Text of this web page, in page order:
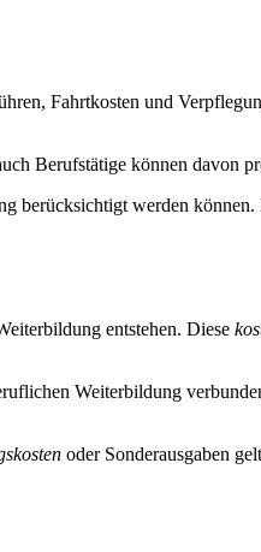
Fahrtkosten und
Berufstätige können davon
berücksichtigt werden können.
entstehen. Diese
Weiterbildung
oder Sonderausgaben